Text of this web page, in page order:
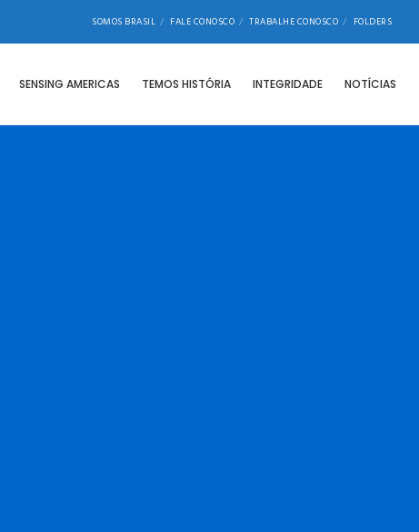
SOMOS BRASIL FALE CONOSCO TRABALHE CONOSCO FOLDERS
SENSING AMERICAS TEMOS HISTÓRIA INTEGRIDADE NOTÍCIAS